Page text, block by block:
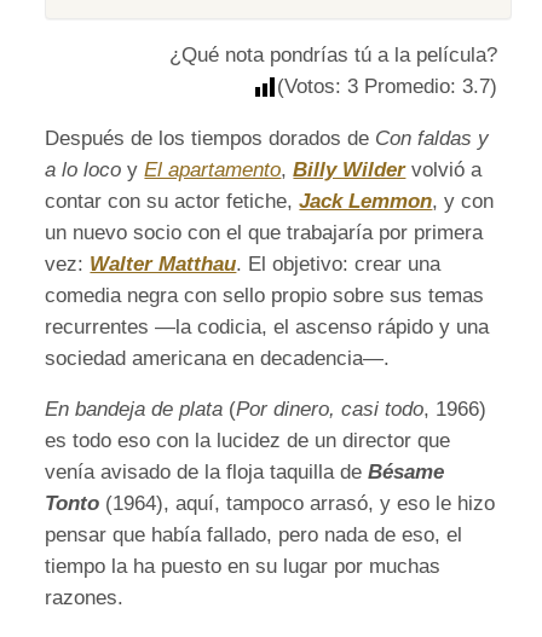
¿Qué nota pondrías tú a la película?
(Votos: 3Promedio: 3.7)
Después de los tiempos dorados de Con faldas y
a lo loco yEl apartamento,Billy Wilder volvió a
contar con su actor fetiche,Jack Lemmon, y con
un nuevo socio con el que trabajaría por primera
vez: Walter Matthau. El objetivo: crear una
comedia negra con sello propio sobre sus temas
recurrentes —la codicia, el ascenso rápido y una
sociedad americana en decadencia—.
En bandeja de plata (Por dinero, casi todo, 1966)
es todo eso con la lucidez de un director que
venía avisado de la floja taquilla deBésame
Tonto (1964), aquí, tampoco arrasó, y eso le hizo
pensar que había fallado, pero nada de eso, el
tiempo la ha puesto en su lugar por muchas
razones.